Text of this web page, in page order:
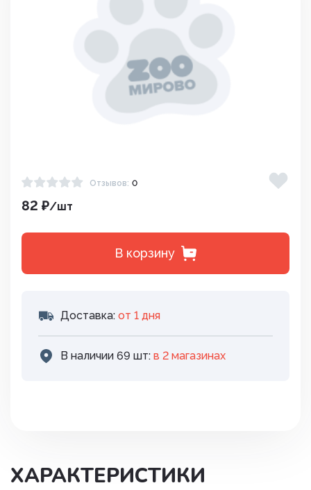
Отзывов: 0
82 ₽/шт
В корзину
Доставка: от 1 дня
В наличии 69 шт: в 2 магазинах
ХАРАКТЕРИСТИКИ